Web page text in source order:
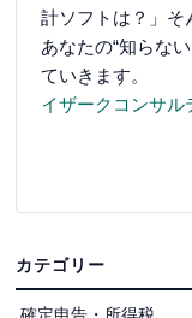
計ソフトは？」そ
あなたの“知らな
ていきます。
イザークコンサル
カテゴリー